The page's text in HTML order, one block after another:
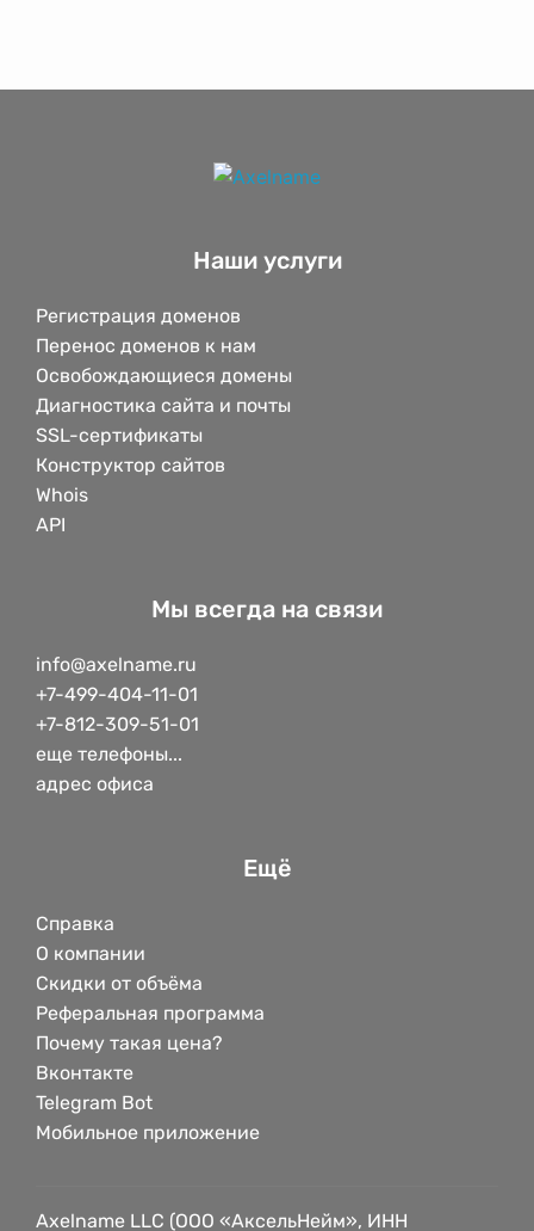
Наши услуги
Регистрация доменов
Перенос доменов к нам
Освобождающиеся домены
Диагностика сайта и почты
SSL-сертификаты
Конструктор сайтов
Whois
API
Мы всегда на связи
info@axelname.ru
+7-499-404-11-01
+7-812-309-51-01
еще телефоны...
адрес офиса
Ещё
Справка
О компании
Скидки от объёма
Реферальная программа
Почему такая цена?
Вконтакте
Telegram Bot
Мобильное приложение
Axelname LLC (ООО «АксельНейм», ИНН